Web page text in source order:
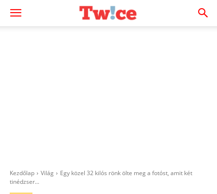
Kezdőlap Világ
Egy közel 32 kilós rönk ölte meg a fotóst, amit két
tinédzser...